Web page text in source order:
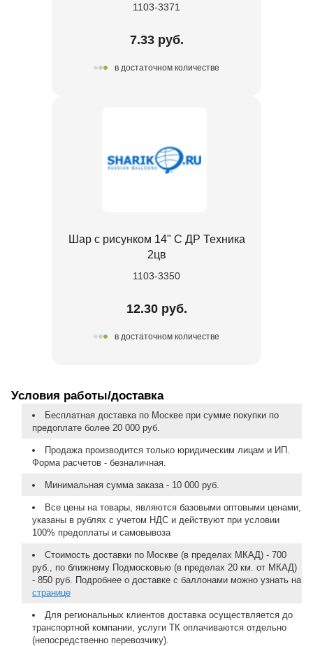
1103-3371
7.33 руб.
в достаточном количестве
Шар с рисунком 14" С ДР Техника
2цв
1103-3350
12.30 руб.
в достаточном количестве
Условия работы/доставка
Бесплатная доставка по Москве при сумме покупки по
предоплате более 20 000 руб.
Продажа производится только юридическим лицам и ИП.
Форма расчетов - безналичная.
Минимальная сумма заказа - 10 000 руб.
Все цены на товары, являются базовыми оптовыми ценами,
указаны в рублях с учетом НДС и действуют при условии
100% предоплаты и самовывоза
Стоимость доставки по Москве (в пределах МКАД) - 700
руб., по ближнему Подмосковью (в пределах 20 км. от МКАД)
- 850 руб. Подробнее о доставке с баллонами можно узнать на
странице
Для региональных клиентов доставка осуществляется до
транспортной компании, услуги ТК оплачиваются отдельно
(непосредственно перевозчику).